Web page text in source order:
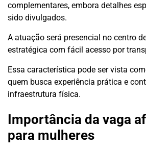
complementares, embora detalhes
sido divulgados.
A atuação será presencial no centro
estratégica com fácil acesso por
Essa característica pode ser vista
quem busca experiência prática e
infraestrutura física.
Importância da vaga
para mulheres